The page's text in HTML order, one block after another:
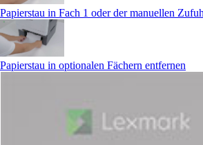
Papierstau in Fach 1 oder der manuellen
Papierstau in optionalen Fächern entfernen